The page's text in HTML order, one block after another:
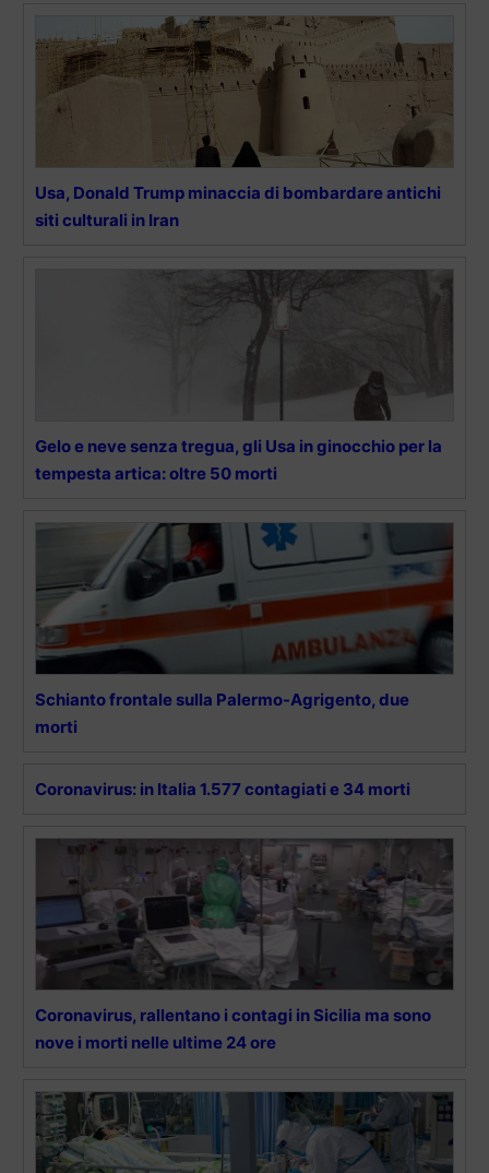
Usa, Donald Trump minaccia di bombardare antichi
siti culturali in Iran
Gelo e neve senza tregua, gli Usa in ginocchio per la
tempesta artica: oltre 50 morti
Schianto frontale sulla Palermo-Agrigento, due
morti
Coronavirus: in Italia 1.577 contagiati e 34 morti
Coronavirus, rallentano i contagi in Sicilia ma sono
nove i morti nelle ultime 24 ore